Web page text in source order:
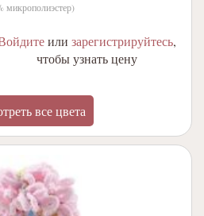
микрополиэстер)
или зарегистрируйтесь,
чтобы узнать цену
все цвета